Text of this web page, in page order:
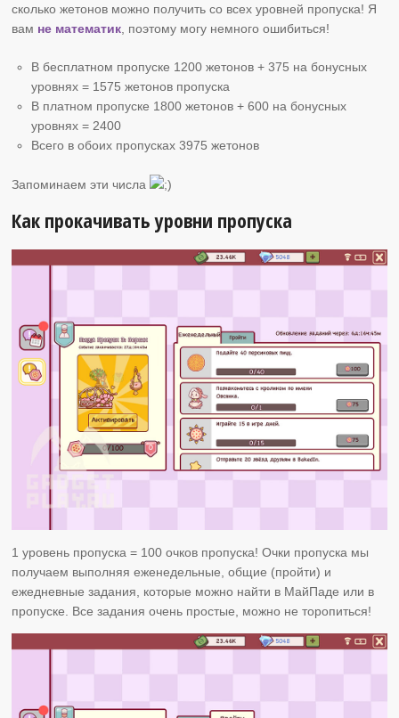
сколько жетонов можно получить со всех уровней пропуска! Я
вам не математик , поэтому могу немного ошибиться!
В бесплатном пропуске 1200 жетонов + 375 на бонусных
уровнях = 1575 жетонов пропуска
В платном пропуске 1800 жетонов + 600 на бонусных
уровнях = 2400
Всего в обоих пропусках 3975 жетонов
Запоминаем эти числа
Как прокачивать уровни пропуска
1 уровень пропуска = 100 очков пропуска! Очки пропуска мы
получаем выполняя еженедельные, общие (пройти) и
ежедневные задания, которые можно найти в МайПаде или в
пропуске. Все задания очень простые, можно не торопиться!